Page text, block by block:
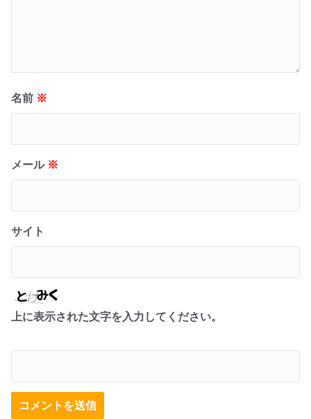
名前 ※
メール ※
サイト
上に表示された文字を入力してください。